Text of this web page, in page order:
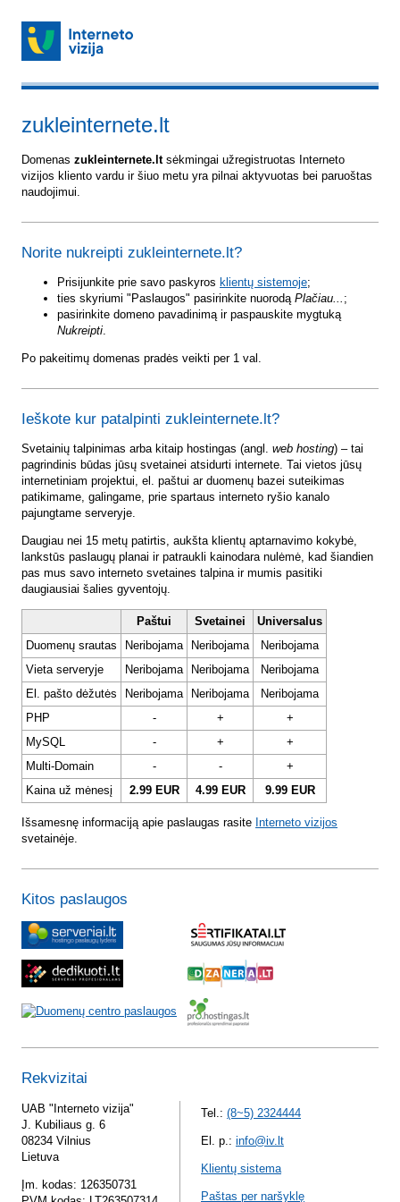
zukleinternete.lt
Domenas zukleinternete.ltsėkmingai užregistruotas Interneto
vizijos kliento vardu ir šiuo metu yra pilnai aktyvuotas bei paruoštas
naudojimui.
Norite nukreipti zukleinternete.lt?
Prisijunkite prie savo paskyros klientų sistemoje;
ties skyriumi "Paslaugos" pasirinkite nuorodą Plačiau... ;
pasirinkite domeno pavadinimą ir paspauskite mygtuką
Nukreipti.
Po pakeitimų domenas pradės veikti per 1 val.
Ieškote kur patalpinti zukleinternete.lt?
Svetainių talpinimas arba kitaip hostingas (angl. web hosting) – tai
pagrindinis būdas jūsų svetainei atsidurti internete. Tai vietos jūsų
internetiniam projektui, el. paštui ar duomenų bazei suteikimas
patikimame, galingame, prie spartaus interneto ryšio kanalo
pajungtame serveryje.
Daugiau nei 15 metų patirtis, aukšta klientų aptarnavimo kokybė,
lankstūs paslaugų planai ir patraukli kainodara nulėmė, kad šiandien
pas mus savo interneto svetaines talpina ir mumis pasitiki
daugiausiai šalies gyventojų.
Paštui Svetainei
Universalus
Duomenų srautas
Neribojama Neribojama
Neribojama
Vieta serveryje
Neribojama Neribojama
Neribojama
El. pašto dėžutės
Neribojama Neribojama
Neribojama
PHP
- +
+
MySQL
- +
+
Multi-Domain
- -
+
Kaina už mėnesį
2.99 EUR 4.99 EUR 9.99 EUR
Išsamesnę informaciją apie paslaugas rasite Interneto vizijos
svetainėje.
Kitos paslaugos
Rekvizitai
UAB "Interneto vizija"
J. Kubiliaus g. 6
08234 Vilnius
Lietuva
Įm. kodas: 126350731
Tel.: (8~5) 2324444
El. p.: info@iv.lt
Klientų sistema
Paštas per naršyklę